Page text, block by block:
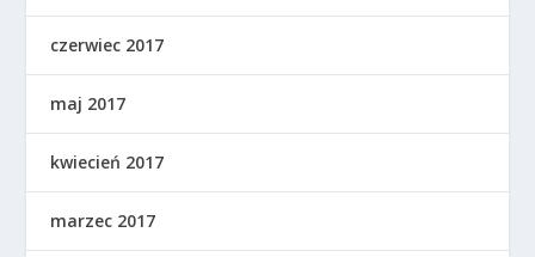
czerwiec 2017
maj 2017
kwiecień 2017
marzec 2017